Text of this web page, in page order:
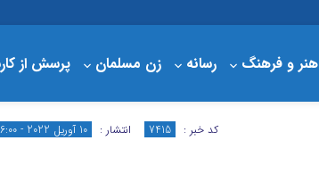
هنر و فرهنگ رسانه زن مسلمان پرسش از
سبد خرید
انتشار : 10 آوریل 2022 - 16:00 کد خبر : 7415